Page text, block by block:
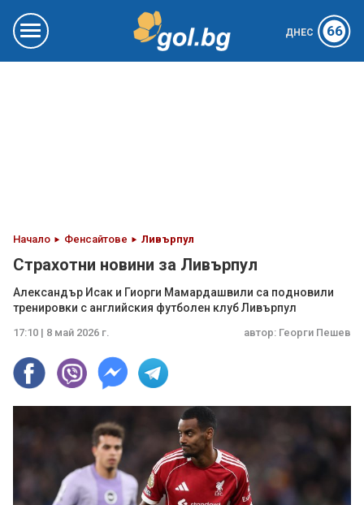
ДНЕС 66
Начало Фенсайтове Ливърпул
Страхотни новини за Ливърпул
Александър Исак и Гиорги Мамардашвили са подновили
тренировки с английския футболен клуб Ливърпул
17:10 | 8 май 2026 г. автор: Георги Пешев